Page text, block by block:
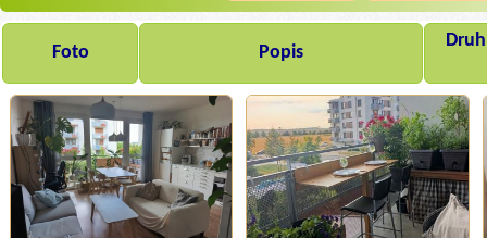
Foto Popis